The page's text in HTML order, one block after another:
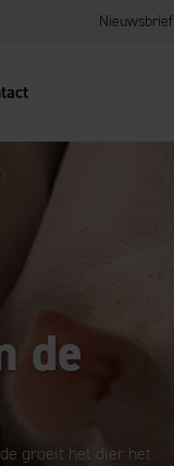
Nieuwsbrief
de
groeit het dier het